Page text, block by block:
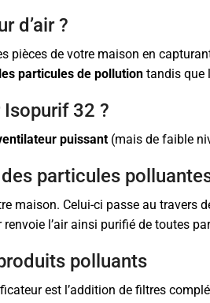
d’air ?
pièces de votre maison en
particules de pollution tandis que
32 ?
puissant (mais de faible
particules
maison. Celui-ci passe au travers
l’air ainsi purifié de toutes
polluants
est l’addition de filtres